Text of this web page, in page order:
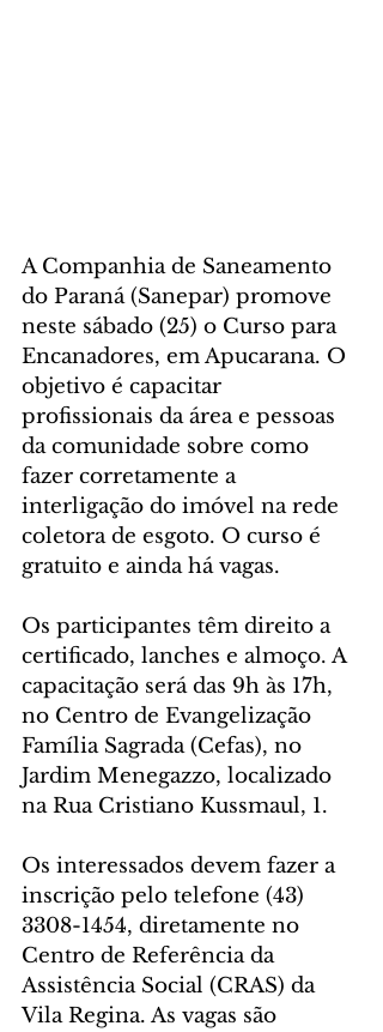
A Companhia de Saneamento
do Paraná (Sanepar) promove
neste sábado (25) o Curso para
Encanadores, em Apucarana. O
objetivo é capacitar
profissionais da área e pessoas
da comunidade sobre como
fazer corretamente a
interligação do imóvel na rede
coletora de esgoto. O curso é
gratuito e ainda há vagas.
Os participantes têm direito a
certificado, lanches e almoço. A
capacitação será das 9h às 17h,
no Centro de Evangelização
Família Sagrada (Cefas), no
Jardim Menegazzo, localizado
na Rua Cristiano Kussmaul, 1.
Os interessados devem fazer a
inscrição pelo telefone (43)
3308-1454, diretamente no
Centro de Referência da
Assistência Social (CRAS) da
Vila Regina. As vagas são